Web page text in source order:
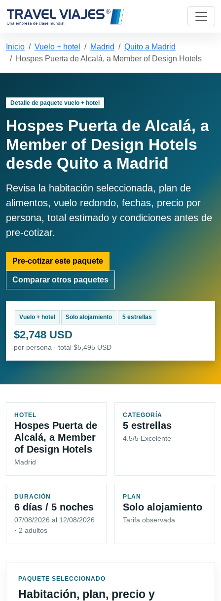
Inicio Vuelo + hotel Madrid
Quito a Madrid
Hospes Puerta de Alcalá, a Member of Design Hotels
Detalle de paquete vuelo + hotel
Hospes Puerta de Alcalá, a
Member of Design Hotels
desde Quito a Madrid
Revisa la habitación seleccionada, plan de
alimentos, vuelo redondo, fechas, precio por
persona, total estimado y condiciones antes de
pre-cotizar.
Pre-cotizar este paquete
Comparar otros paquetes
Vuelo + hotel Solo alojamiento 5 estrellas
$2,748 USD
por persona · total $5,495 USD
HOTEL
Hospes Puerta de
Alcalá, a Member
of Design Hotels
Madrid
CATEGORÍA
5 estrellas
4.5/5 Excelente
DURACIÓN
6 días / 5 noches
07/08/2026 al 12/08/2026
· 2 adultos
PLAN
Solo alojamiento
Tarifa observada
PAQUETE SELECCIONADO
Habitación, plan, precio y